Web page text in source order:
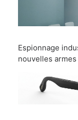
Espionnage
nouvelles